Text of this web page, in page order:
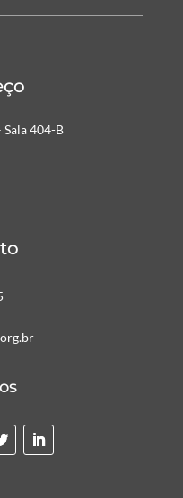
Sala 404-B